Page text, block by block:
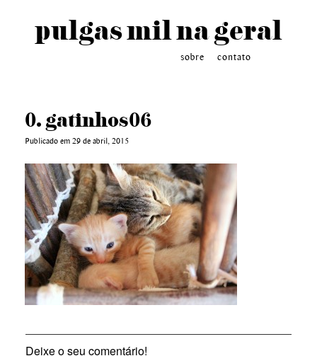
pulgas mil na geral
contato
sobre
0. gatinhos06
Publicado em 29 de abril, 2015
Deixe o seu comentário!